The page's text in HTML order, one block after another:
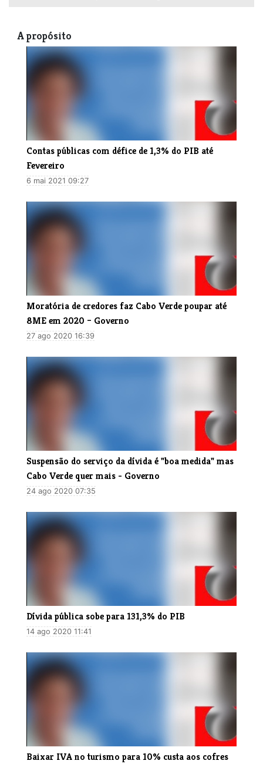
A propósito
Contas públicas com défice de 1,3% do PIB até
Fevereiro
6 mai 2021 09:27
Moratória de credores faz Cabo Verde poupar até
8ME em 2020 – Governo
27 ago 2020 16:39
Suspensão do serviço da dívida é "boa medida" mas
Cabo Verde quer mais - Governo
24 ago 2020 07:35
Dívida pública sobe para 131,3% do PIB
14 ago 2020 11:41
Baixar IVA no turismo para 10% custa aos cofres